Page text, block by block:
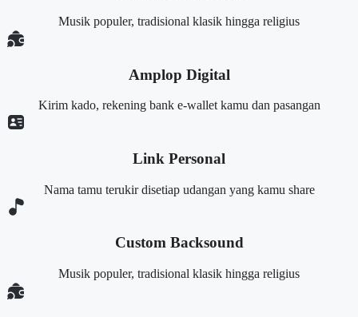
Musik populer, tradisional klasik hingga religius
Amplop Digital
Kirim kado, rekening bank e-wallet kamu dan pasangan
Link Personal
Nama tamu terukir disetiap udangan yang kamu share
Custom Backsound
Musik populer, tradisional klasik hingga religius